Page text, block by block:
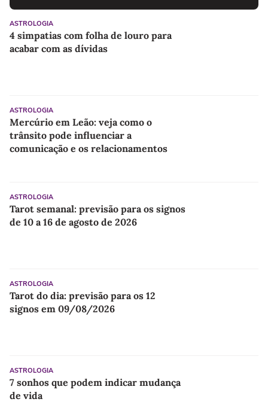
ASTROLOGIA
4 simpatias com folha de louro para
acabar com as dívidas
ASTROLOGIA
Mercúrio em Leão: veja como o
trânsito pode influenciar a
comunicação e os relacionamentos
ASTROLOGIA
Tarot semanal: previsão para os signos
de 10 a 16 de agosto de 2026
ASTROLOGIA
Tarot do dia: previsão para os 12
signos em 09/08/2026
ASTROLOGIA
7 sonhos que podem indicar mudança
de vida